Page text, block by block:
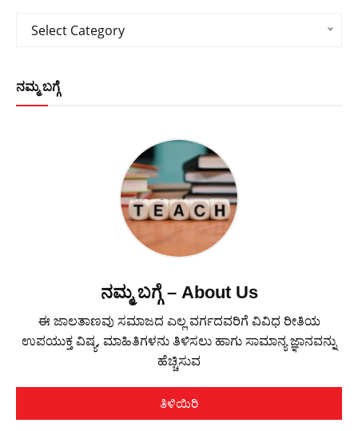
Categories
Select Category
ನಮ್ಮ ಬಗ್ಗೆ
ನಮ್ಮ ಬಗ್ಗೆ – About Us
ಈ ಜಾಲತಾಣವು ಸಮಾಜದ ಎಲ್ಲ ವರ್ಗದವರಿಗೆ ವಿವಿಧ ರೀತಿಯ
ಉಪಯುಕ್ತ ವಿಷ್ಯ, ಮಾಹಿತಿಗಳನು ತಿಳಿಸಲು ಹಾಗು ಸಾಮಾನ್ಯ ಜ್ಞಾನವನ್ನು
ಹೆಚ್ಚಿಸುವ
ತಿಳಿಯಿರಿ